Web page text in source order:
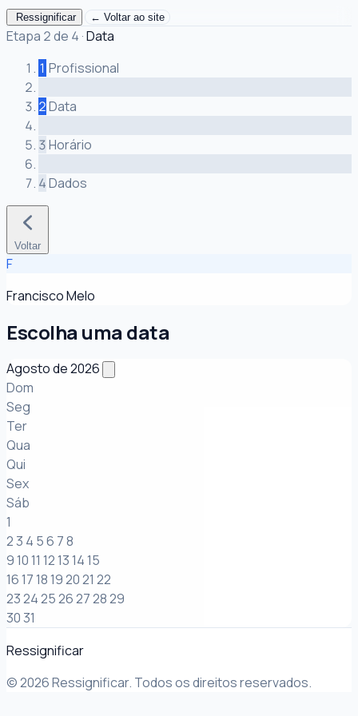
Ressignificar ← Voltar ao site
Etapa 2 de 4 ·Data
1 Profissional
2Data
3Horário
4Dados
Voltar
F
Francisco Melo
Escolha uma data
Agosto de 2026
Dom
Seg
Ter
Qua
Qui
Sex
Sáb
1
23 4 56 78
9 10 11 12 13 14 15
16 17 18 192021 22
23242526272829
3031
Ressignificar
© 2026 Ressignificar. Todos os direitos reservados.